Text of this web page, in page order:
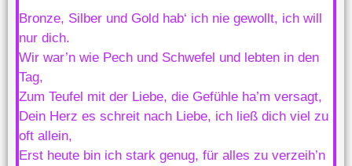
Bronze, Silber und Gold hab‘ ich nie gewollt, ich will
nur dich.
Wir war’n wie Pech und Schwefel und lebten in den
Tag,
Zum Teufel mit der Liebe, die Gefühle ha’m versagt,
Dein Herz es schreit nach Liebe, ich ließ dich viel zu
oft allein,
Erst heute bin ich stark genug, für alles zu verzeih’n